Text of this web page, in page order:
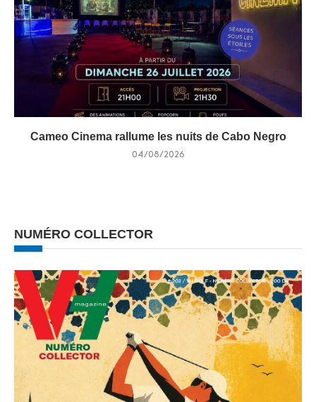
Cameo Cinema rallume les nuits de Cabo Negro
04/08/2026
NUMÉRO COLLECTOR